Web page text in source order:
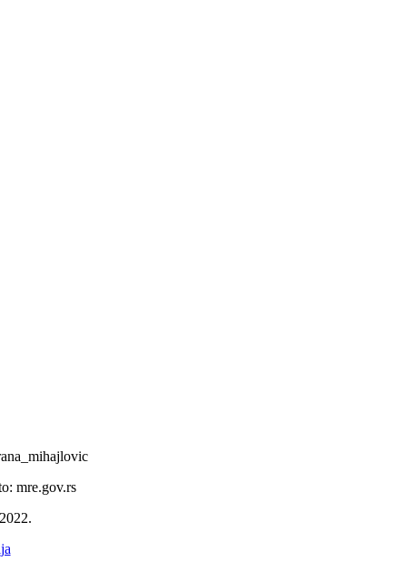
mre.gov.rs